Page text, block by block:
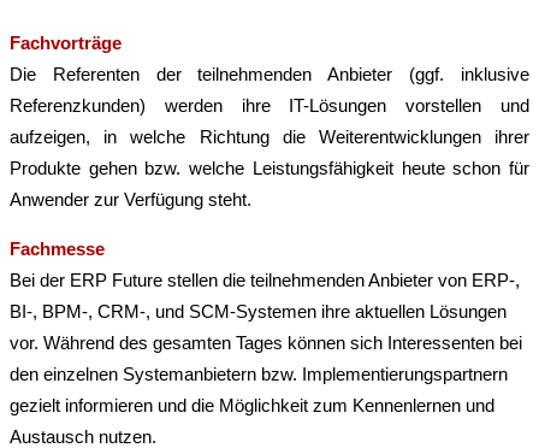
Fachvorträge
Die Referenten der teilnehmenden Anbieter (ggf. inklusive
Referenzkunden) werden ihre IT-Lösungen vorstellen und
aufzeigen, in welche Richtung die Weiterentwicklungen ihrer
Produkte gehen bzw. welche Leistungsfähigkeit heute schon für
Anwender zur Verfügung steht.
Fachmesse
Bei der ERP Future stellen die teilnehmenden Anbieter von ERP-,
BI-, BPM-, CRM-, und SCM-Systemen ihre aktuellen Lösungen
vor. Während des gesamten Tages können sich Interessenten bei
den einzelnen Systemanbietern bzw. Implementierungspartnern
gezielt informieren und die Möglichkeit zum Kennenlernen und
Austausch nutzen.